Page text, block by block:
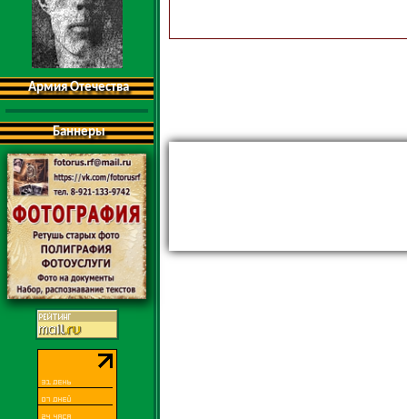
Армия Отечества
Баннеры